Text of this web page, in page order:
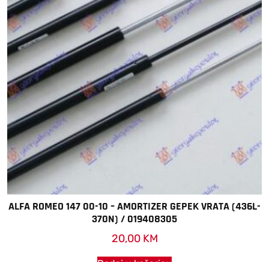
ALFA ROMEO 147 00-10 – AMORTIZER GEPEK VRATA (436L-
370N) / 019408305
20,00 KM